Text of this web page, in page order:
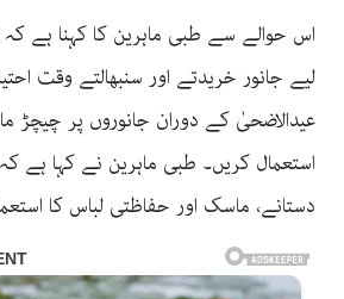
اس حوالے سے طبی ماہرین کا کہنا ہے
لیے جانور خریدتے اور سنبھالتے وقت
عیدالاضحیٰ کے دوران جانوروں پر چیچڑ
استعمال کریں۔ طبی ماہرین نے کہا ہے
دستانے، ماسک اور حفاظتی لباس کا